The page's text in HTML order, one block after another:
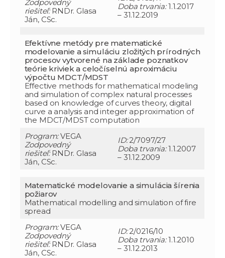
Zodpovedný
riešiteľ:RNDr. Glasa
Ján, CSc.
Doba trvania:1.1.2017
– 31.12.2019
Efektívne metódy pre matematické
modelovanie a simuláciu zložitých prírodných
procesov vytvorené na základe poznatkov
teórie kriviek a celočíselnú aproximáciu
výpočtu MDCT/MDST
Effective methods for mathematical modeling
and simulation of complex natural processes
based on knowledge of curves theory, digital
curve a analysis and integer approximation of
the MDCT/MDST computation
Program:VEGA
Zodpovedný
riešiteľ:RNDr. Glasa
Ján, CSc.
ID:2/7097/27
Doba trvania:1.1.2007
– 31.12.2009
Matematické modelovanie a simulácia šírenia
požiarov
Mathematical modelling and simulation of fire
spread
Program:VEGA
Zodpovedný
riešiteľ:RNDr. Glasa
Ján, CSc.
ID:2/0216/10
Doba trvania:1.1.2010
– 31.12.2013